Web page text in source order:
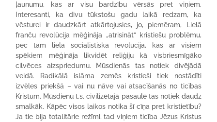
ļaunumu, kas ar visu bardzību vērsās pret viņiem.
Interesanti, ka divu tūkstošu gadu laikā redzam, ka
vēsturei ir daudzkārt atkārtojusies, jo, piemēram, Lielā
franču revolūcija mēģināja „atrisināt” kristiešu problēmu,
pēc tam lielā sociālistiskā revolūcija, kas ar visiem
spēkiem mēģināja likvidēt reliģiju kā visbriesmīgāko
cilvēces aizspriedumu. Mūsdienās tas notiek divējādā
veidā. Radikālā islāma zemēs kristieši tiek nostādīti
izvēles priekšā – vai nu nāve vai atsacīšanās no ticības
Kristum. Mūsdienu t.s. civilizētajā pasaulē tas notiek daudz
smalkāk. Kāpēc visos laikos notika šī cīņa pret kristietību?
Ja tie bija totalitārie režīmi, tad viņiem ticība Jēzus Kristus